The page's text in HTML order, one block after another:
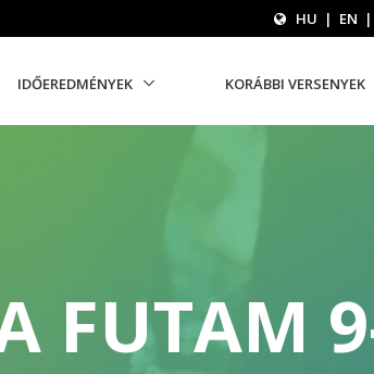
HU | EN |
IDŐEREDMÉNYEK KORÁBBI VERSENYEK
FUTAM